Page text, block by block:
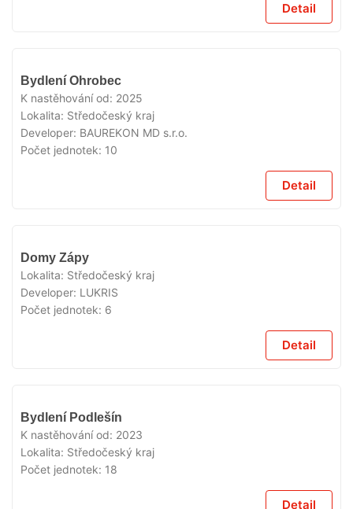
Detail
Bydlení Ohrobec
K nastěhování od: 2025
Lokalita: Středočeský kraj
Developer: BAUREKON MD s.r.o.
Počet jednotek: 10
Detail
Domy Zápy
Lokalita: Středočeský kraj
Developer: LUKRIS
Počet jednotek: 6
Detail
Bydlení Podlešín
K nastěhování od: 2023
Lokalita: Středočeský kraj
Počet jednotek: 18
Detail